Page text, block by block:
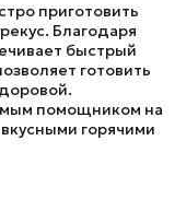
приготовить
Благодаря
быстрый
готовить
помощником на
горячими